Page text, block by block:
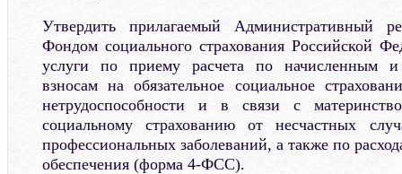
Утвердить прилагаемый Административный
Фондом социального страхования Российской
услуги по приему расчета по начисленным и
взносам на обязательное социальное
нетрудоспособности и в связи с
социальному страхованию от несчастных
профессиональных заболеваний, а также по
обеспечения (форма 4-ФСС).